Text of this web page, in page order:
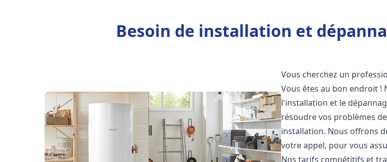
Besoin de installation et
Vous cherchez un
Vous êtes au bon endroit !
l'installation et le
résoudre vos problèmes
installation. Nous offrons
votre appel, pour vous
Nos tarifs compétitifs et